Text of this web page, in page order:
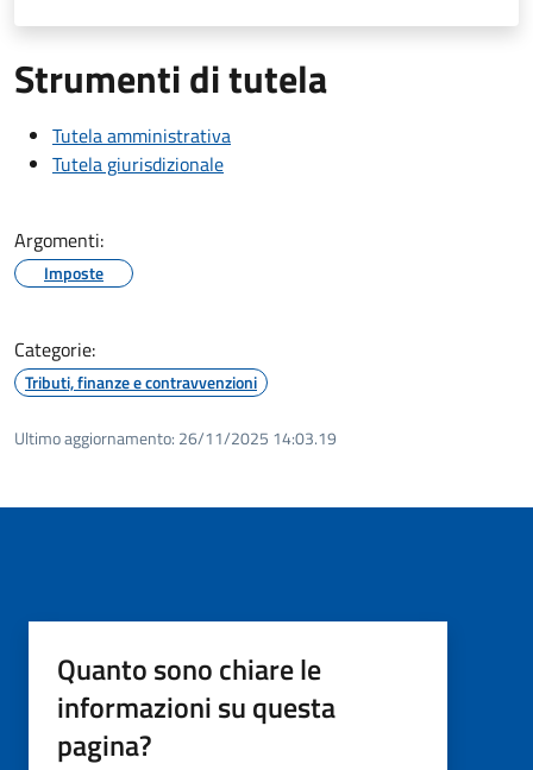
Strumenti di tutela
Tutela amministrativa
Tutela giurisdizionale
Argomenti:
Imposte
Categorie:
Tributi, finanze e contravvenzioni
Ultimo aggiornamento: 26/11/2025 14:03.19
Quanto sono chiare le
informazioni su questa
pagina?